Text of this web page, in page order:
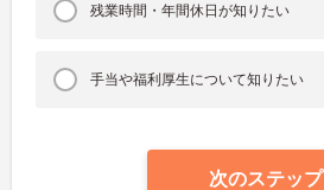
残業時間・年間休日が知りたい
手当や福利厚生について知りたい
次のステップ